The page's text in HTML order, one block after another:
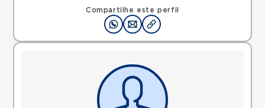
Compartilhe este perfil